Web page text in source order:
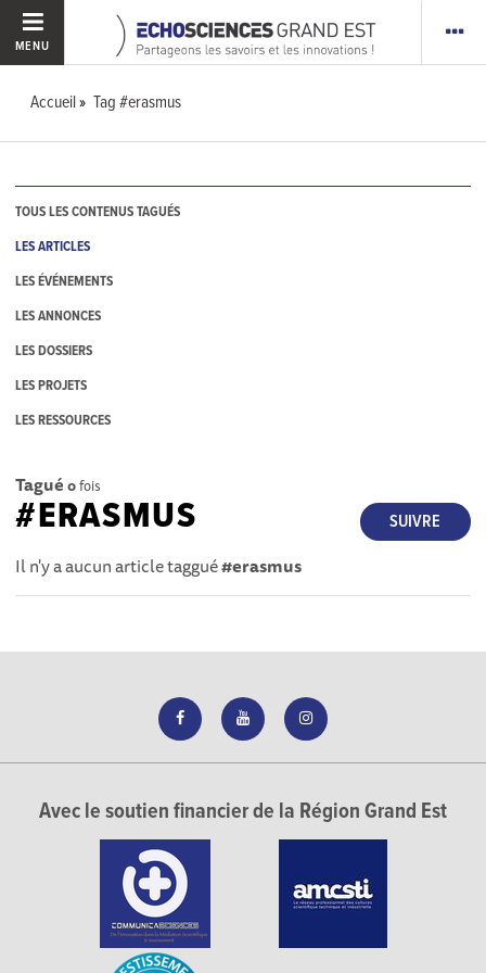
MENU
Accueil Tag #erasmus
TOUS LES CONTENUS TAGUÉS
LES ARTICLES
LES ÉVÉNEMENTS
LES ANNONCES
LES DOSSIERS
LES PROJETS
LES RESSOURCES
Tagué 0fois
SUIVRE
#ERASMUS
Il n'y a aucun article taggué#erasmus
Avec le soutien financier de la Région Grand Est